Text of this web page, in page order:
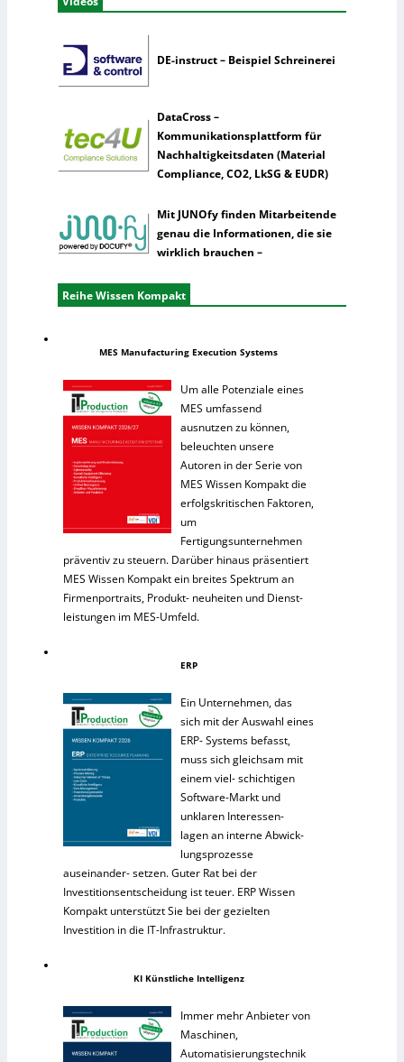
DE-instruct – Beispiel Schreinerei
DataCross –
Kommunikationsplattform für
Nachhaltigkeitsdaten (Material
Compliance, CO2, LkSG & EUDR)
Mit JUNOfy finden Mitarbeitende
genau die Informationen, die sie
wirklich brauchen –
Reihe Wissen Kompakt
MES Manufacturing Execution Systems
Um alle Potenziale eines
MES umfassend
ausnutzen zu können,
beleuchten unsere
Autoren in der Serie von
MES Wissen Kompakt die
erfolgskritischen Faktoren,
um
Fertigungsunternehmen
präventiv zu steuern. Darüber hinaus präsentiert
MES Wissen Kompakt ein breites Spektrum an
Firmenportraits, Produkt- neuheiten und Dienst-
leistungen im MES-Umfeld.
ERP
Ein Unternehmen, das
sich mit der Auswahl eines
ERP- Systems befasst,
muss sich gleichsam mit
einem viel- schichtigen
Software-Markt und
unklaren Interessen-
lagen an interne Abwick-
lungsprozesse
auseinander- setzen. Guter Rat bei der
Investitionsentscheidung ist teuer. ERP Wissen
Kompakt unterstützt Sie bei der gezielten
Investition in die IT-Infrastruktur.
KI Künstliche Intelligenz
Immer mehr Anbieter von
Maschinen,
Automatisierungstechnik